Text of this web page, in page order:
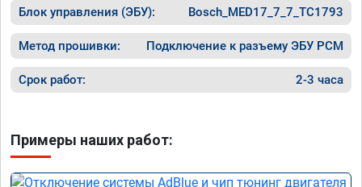
Блок управления (ЭБУ): Bosch_MED17_7_7_TC1793
Метод прошивки: Подключение к разъему ЭБУ PCM
Срок работ: 2-3 часа
Примеры наших работ: